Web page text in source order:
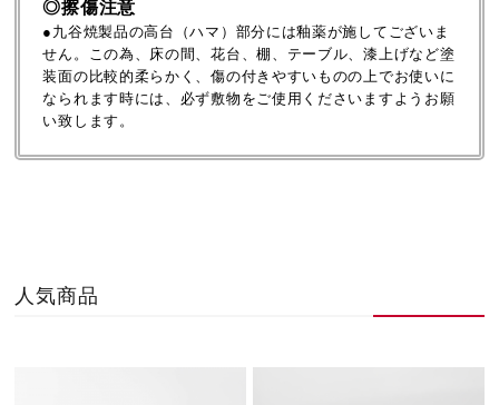
◎擦傷注意
●九谷焼製品の高台（ハマ）部分には釉薬が施してございま
せん。この為、床の間、花台、棚、テーブル、漆上げなど塗
装面の比較的柔らかく、傷の付きやすいものの上でお使いに
なられます時には、必ず敷物をご使用くださいますようお願
い致します。
人気商品